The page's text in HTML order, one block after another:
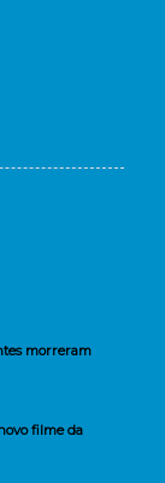
morreram
filme da